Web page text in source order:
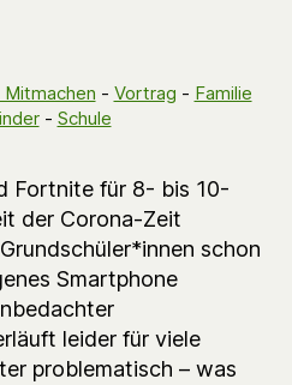
Mitmachen - Vortrag - Familie
- Schule
Fortnite für 8- bis 10-
der Corona-Zeit
schon
Smartphone
leider für viele
problematisch – was